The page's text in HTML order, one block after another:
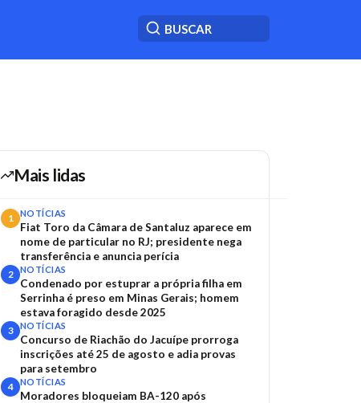
Mais lidas
1 NOTÍCIAS
Fiat Toro da Câmara de Santaluz aparece em
nome de particular no RJ; presidente nega
transferência e anuncia perícia
2 NOTÍCIAS
Condenado por estuprar a própria filha em
Serrinha é preso em Minas Gerais; homem
estava foragido desde 2025
3 NOTÍCIAS
Concurso de Riachão do Jacuípe prorroga
inscrições até 25 de agosto e adia provas
para setembro
4 NOTÍCIAS
Moradores bloqueiam BA-120 após